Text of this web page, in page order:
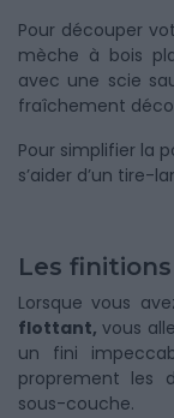
Pour découper
mèche à bois
avec une scie
fraîchement
Pour simplifier la
s’aider d’un tire-
Les finitions
Lorsque vous
flottant, vous
un fini
proprement les
sous-couche.